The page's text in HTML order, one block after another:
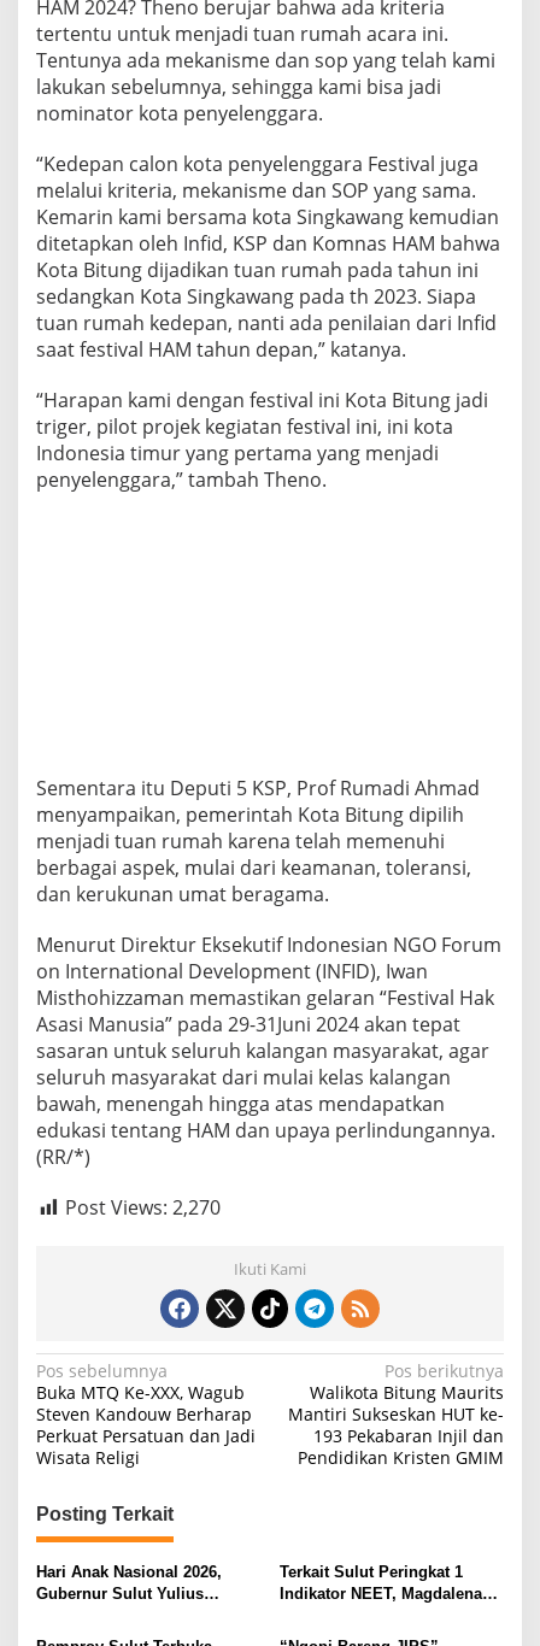
HAM 2024? Theno berujar bahwa ada kriteria
tertentu untuk menjadi tuan rumah acara ini.
Tentunya ada mekanisme dan sop yang telah kami
lakukan sebelumnya, sehingga kami bisa jadi
nominator kota penyelenggara.
“Kedepan calon kota penyelenggara Festival juga
melalui kriteria, mekanisme dan SOP yang sama.
Kemarin kami bersama kota Singkawang kemudian
ditetapkan oleh Infid, KSP dan Komnas HAM bahwa
Kota Bitung dijadikan tuan rumah pada tahun ini
sedangkan Kota Singkawang pada th 2023. Siapa
tuan rumah kedepan, nanti ada penilaian dari Infid
saat festival HAM tahun depan,” katanya.
“Harapan kami dengan festival ini Kota Bitung jadi
triger, pilot projek kegiatan festival ini, ini kota
Indonesia timur yang pertama yang menjadi
penyelenggara,” tambah Theno.
Sementara itu Deputi 5 KSP, Prof Rumadi Ahmad
menyampaikan, pemerintah Kota Bitung dipilih
menjadi tuan rumah karena telah memenuhi
berbagai aspek, mulai dari keamanan, toleransi,
dan kerukunan umat beragama.
Menurut Direktur Eksekutif Indonesian NGO Forum
on International Development (INFID), Iwan
Misthohizzaman memastikan gelaran “Festival Hak
Asasi Manusia” pada 29-31Juni 2024 akan tepat
sasaran untuk seluruh kalangan masyarakat, agar
seluruh masyarakat dari mulai kelas kalangan
bawah, menengah hingga atas mendapatkan
edukasi tentang HAM dan upaya perlindungannya.
(RR/*)
Post Views: 2,270
Ikuti Kami
N
a
v
g
a
s
Pos sebelumnya
Buka MTQ Ke-XXX, Wagub
Steven Kandouw Berharap
Perkuat Persatuan dan Jadi
Wisata Religi
Pos berikutnya
Walikota Bitung Maurits
Mantiri Sukseskan HUT ke-
193 Pekabaran Injil dan
Pendidikan Kristen GMIM
Posting Terkait
Hari Anak Nasional 2026,
Gubernur Sulut Yulius
Ruang Aman Bagi Anak, di
Terkait Sulut Peringkat 1
Indikator NEET, Magdalena
Secara Proposional, Agar